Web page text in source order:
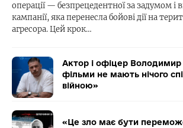
операції — безпрецедентної за задумом і
кампанії, яка перенесла бойові дії на
агресора. Цей крок…
Актор і офіцер
фільми не мають нічого
війною»
«Це зло має бути